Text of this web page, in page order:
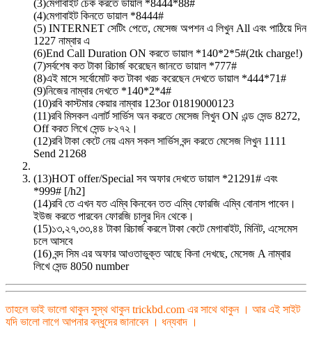
(3)মেগাবাইট চেক করতে ডায়াল *8444*88#
(4)মেগাবাইট কিনতে ডায়াল *8444#
(5) INTERNET সেটিং পেতে, মেসেজ অপশন এ লিখুন All এবং পাঠিয়ে দিন
1227 নাম্বার এ
(6)End Call Duration ON করতে ডায়াল *140*2*5#(2tk charge!)
(7)সর্বশেষ কত টাকা রিচার্জ করেছেন জানতে ডায়াল *777#
(8)এই মাসে সর্বোমোট কত টাকা খরচ করেছেন দেখতে ডায়াল *444*71#
(9)নিজের নাম্বার দেখতে *140*2*4#
(10)রবি কাস্টমার কেয়ার নাম্বার 123or 01819000123
(11)রবি মিসকল এলার্ট সার্ভিস অন করতে মেসেজ লিখুন ON এন্ড সেন্ড 8272,
Off করত লিখে সেন্ড ৮২৭২।
(12)রবি টাকা কেটে নেয় এমন সকল সার্ভিস বন্দ করতে মেসেজ লিখুন 1111
Send 21268
(13)HOT offer/Special সব অফার দেখতে ডায়াল *21291# এবং
*999# [/h2]
(14)রবি তে এখন যত এম্বি কিনবেন তত এম্বি ফোরজি এম্বি বোনাস পাবেন।
ইউজ করতে পারবেন ফোরজি চালুর দিন থেকে।
(15)১৩,২৭,৩৩,৪৪ টাকা রিচার্জ করলে টাকা কেটে মেগাবাইট, মিনিট, এসেমেস
চলে আসবে
(16) বন্দ সিম এর অফার আওতাভুক্ত আছে কিনা দেখছে, মেসেজ A নাম্বার
লিখে সেন্ড 8050 number
তাহলে ভাই ভালো থাকুন সুস্থ থাকুন trickbd.com এর সাথে থাকুন । আর এই সাইট
যদি ভালো লাগে আপনার বন্ধুদের জানাবেন । ধন্যবাদ ।